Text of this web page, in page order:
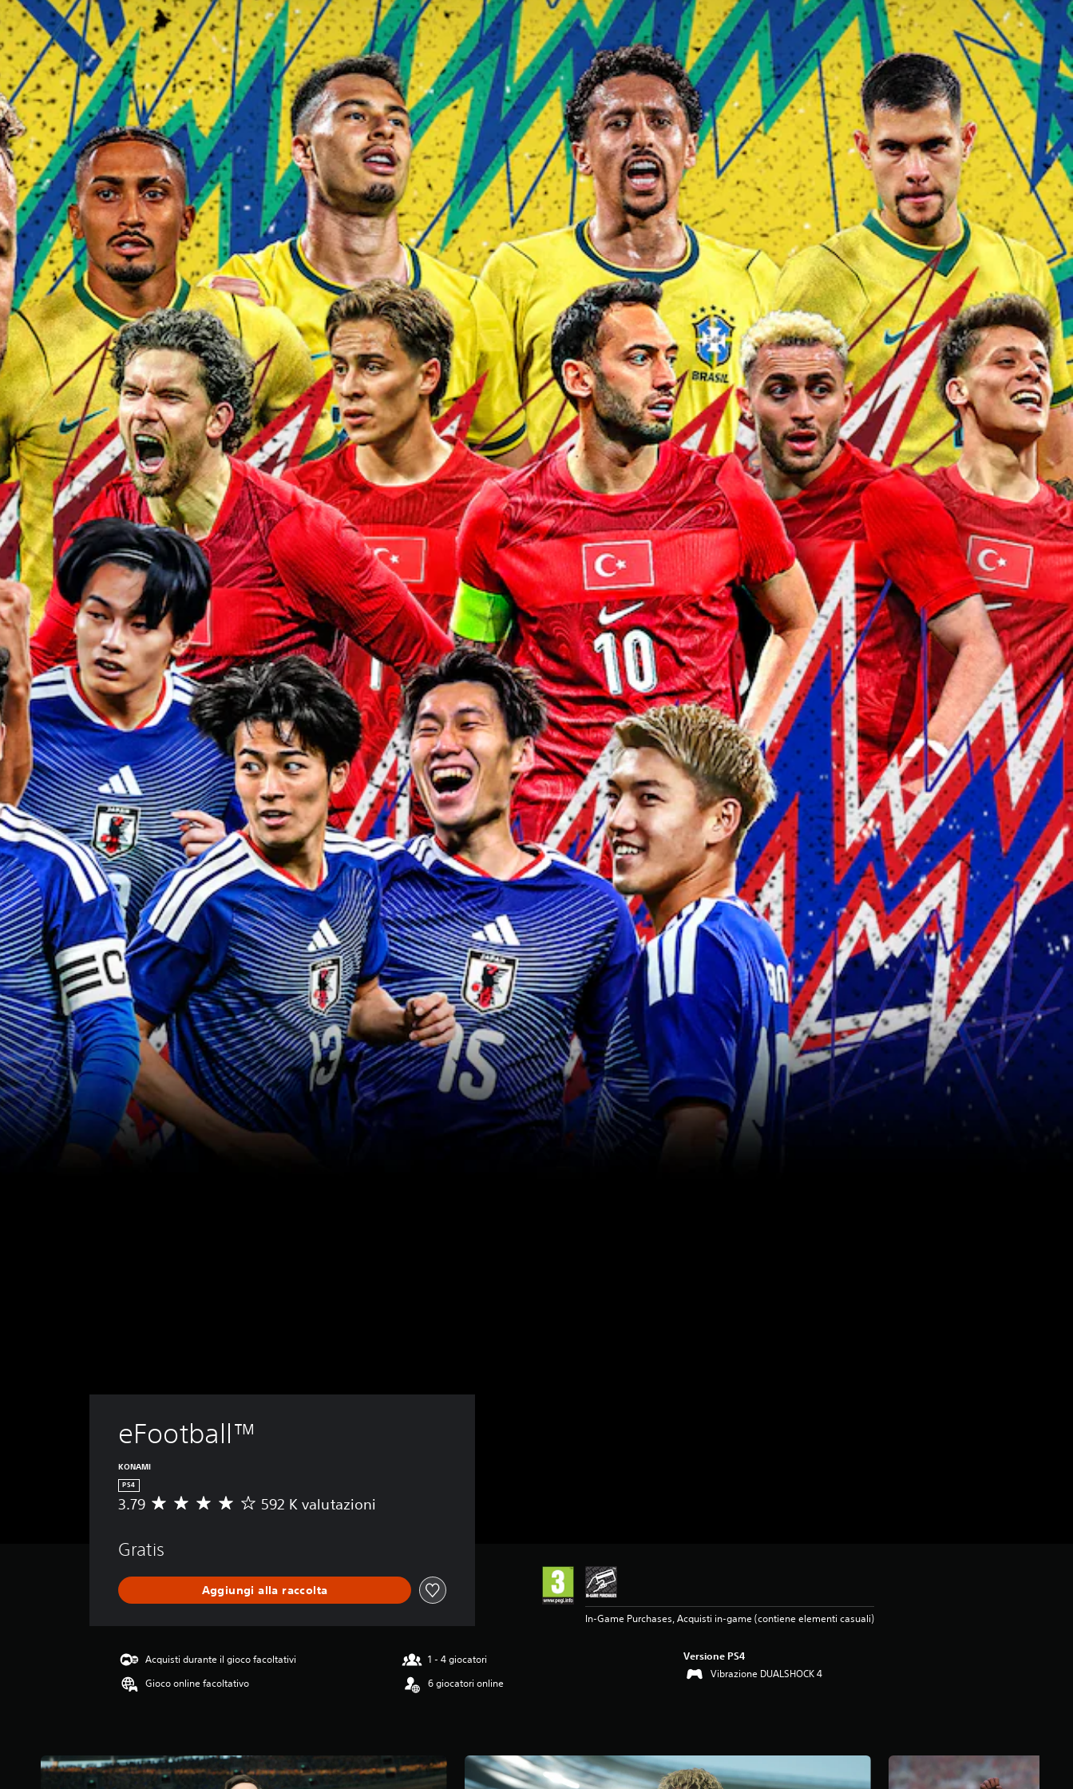
eFootball™
KONAMI
PS4
V
u
a
z
o
e
e
i
3
3.79 592 K valutazioni
Gratis
Aggiungi alla raccolta
In-Game Purchases, Acquisti in-game (contiene elementi casuali)
Acquisti durante il gioco facoltativi
Gioco online facoltativo
1 - 4 giocatori
6 giocatori online
Versione PS4
Vibrazione DUALSHOCK 4